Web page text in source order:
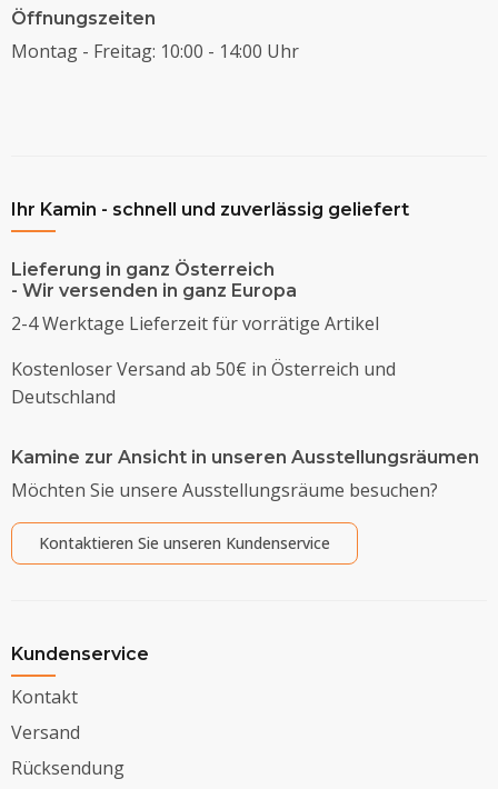
Öffnungszeiten
Montag - Freitag: 10:00 - 14:00 Uhr
Ihr Kamin - schnell und zuverlässig geliefert
Lieferung in ganz Österreich
- Wir versenden in ganz Europa
2-4 Werktage Lieferzeit für vorrätige Artikel
Kostenloser Versand ab 50€ in Österreich und
Deutschland
Kamine zur Ansicht in unseren Ausstellungsräumen
Möchten Sie unsere Ausstellungsräume besuchen?
Kontaktieren Sie unseren Kundenservice
Kundenservice
Kontakt
Versand
Rücksendung